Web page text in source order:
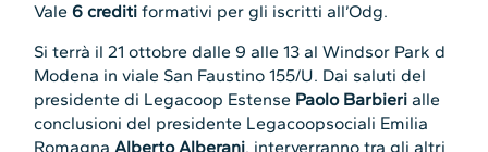
Vale6 crediti formativi per gli iscritti all’Odg.
Si terrà il 21 ottobre dalle 9 alle 13 al Windsor Park d
Modena in viale San Faustino 155/U. Dai saluti del
presidente di Legacoop Estense Paolo Barbieri alle
conclusioni del presidente Legacoopsociali Emilia
RomagnaAlberto Alberani, interverranno tra gli altri